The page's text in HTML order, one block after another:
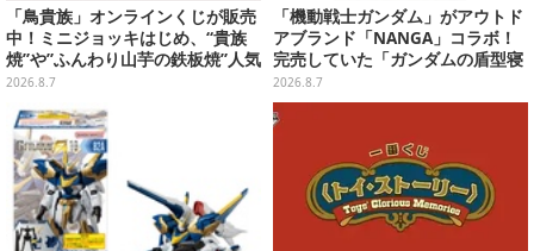
「鳥貴族」オンラインくじが販売
中！ミニジョッキはじめ、“貴族
焼”や”ふんわり山芋の鉄板焼”人気
メニューTシャツなどラインナッ
2026.8.7
「機動戦士ガンダム」がアウトド
アブランド「NANGA」コラボ！
完売していた「ガンダムの盾型寝
袋」も2次受注開始
2026.8.7